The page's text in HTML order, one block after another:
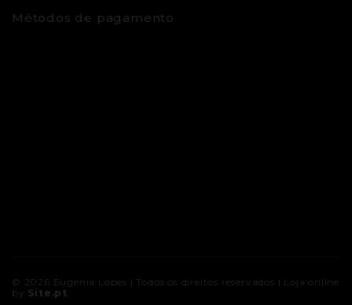
Métodos de pagamento
© 2026 Eugénia Lopes | Todos os direitos reservados | Loja online
by Site.pt